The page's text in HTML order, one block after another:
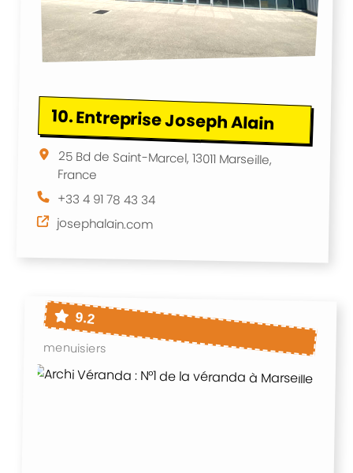
10.Entreprise Joseph Alain
25 Bd de Saint-Marcel, 13011 Marseille,
France
+33 4 91 78 43 34
josephalain.com
9.2
menuisiers